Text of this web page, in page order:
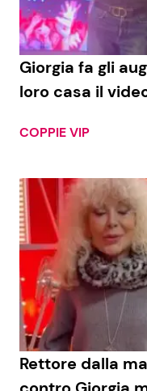
Giorgia fa gli
loro casa il
COPPIE VIP
Rettore dalla